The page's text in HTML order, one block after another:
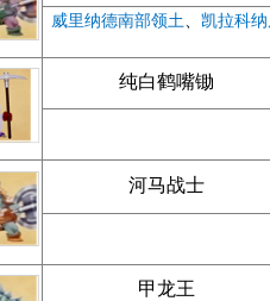
威里纳德南部领土、 凯拉科
纯白鹤嘴锄
河马战士
甲龙王